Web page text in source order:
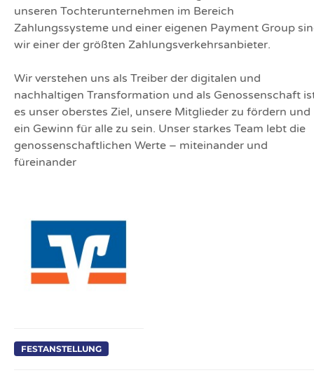
unseren Tochterunternehmen im Bereich
Zahlungssysteme und einer eigenen Payment Group
wir einer der größten Zahlungsverkehrsanbieter.
Wir verstehen uns als Treiber der digitalen und
nachhaltigen Transformation und als Genossenschaft
es unser oberstes Ziel, unsere Mitglieder zu fördern und
ein Gewinn für alle zu sein. Unser starkes Team lebt die
genossenschaftlichen Werte – miteinander und
füreinander
FESTANSTELLUNG